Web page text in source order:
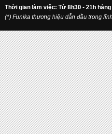
Thời gian làm việc: Từ 8h30 - 21h
(*) Funika thương hiệu dẫn đầu trong